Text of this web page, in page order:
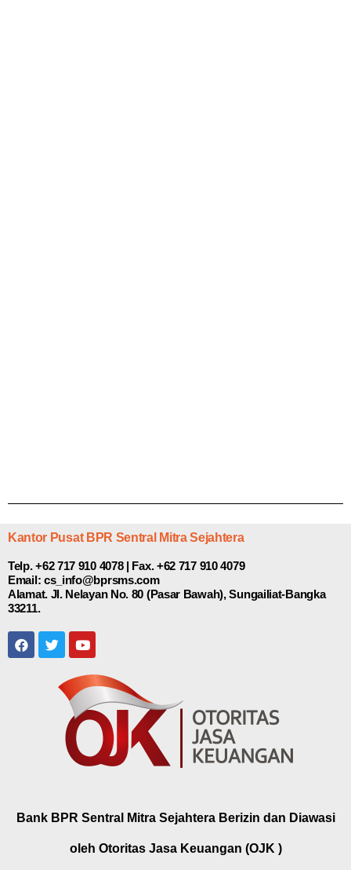
Kantor Pusat BPR Sentral Mitra Sejahtera
Telp. +62 717 910 4078 | Fax. +62 717 910 4079
Email: cs_info@bprsms.com
Alamat. Jl. Nelayan No. 80 (Pasar Bawah), Sungailiat-Bangka
33211.
Bank BPR Sentral Mitra Sejahtera Berizin dan Diawasi
oleh Otoritas Jasa Keuangan (OJK )